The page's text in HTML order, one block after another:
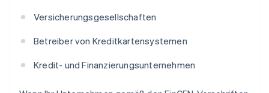
Versicherungsgesellschaften
Betreiber von Kreditkartensystemen
Kredit- und Finanzierungsunternehmen